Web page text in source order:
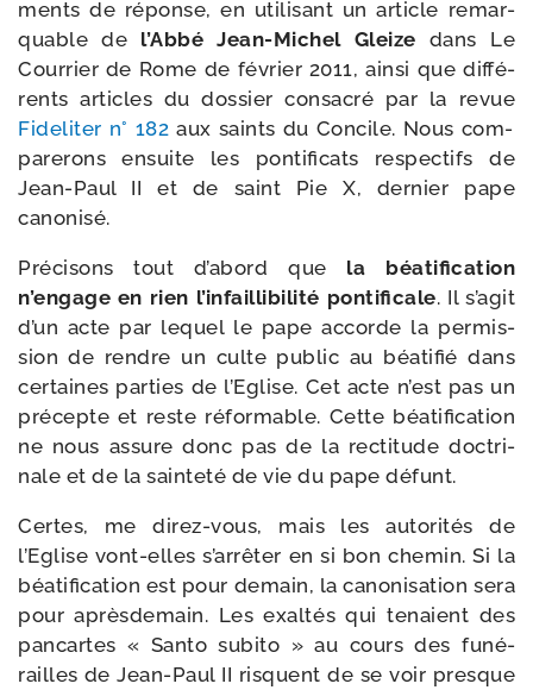
ments de réponse, en uti­li­sant un article remar­
quable de l’Abbé Jean-​Michel Gleize dans Le
Courrier de Rome de février 2011, ain­si que dif­fé­
rents articles du dos­sier consa­cré par la revue
Fideliter n° 182 aux saints du Concile. Nous com­
pa­re­rons ensuite les pon­ti­fi­cats res­pec­tifs de
Jean-​Paul II et de saint Pie X, der­nier pape
canonisé.
Précisons tout d’abord que la béa­ti­fi­ca­tion
n’engage en rien l’infaillibilité pon­ti­fi­cale. Il s’agit
d’un acte par lequel le pape accorde la per­mis­
sion de rendre un culte public au béa­ti­fié dans
cer­taines par­ties de l’Eglise. Cet acte n’est pas un
pré­cepte et reste réfor­mable. Cette béa­ti­fi­ca­tion
ne nous assure donc pas de la rec­ti­tude doc­tri­
nale et de la sain­te­té de vie du pape défunt.
Certes, me direz-​vous, mais les auto­ri­tés de
l’Eglise vont-​elles s’arrêter en si bon che­min. Si la
béa­ti­fi­ca­tion est pour demain, la cano­ni­sa­tion sera
pour après­de­main. Les exal­tés qui tenaient des
pan­cartes « Santo subi­to » au cours des funé­
railles de Jean-​Paul II risquent de se voir presque